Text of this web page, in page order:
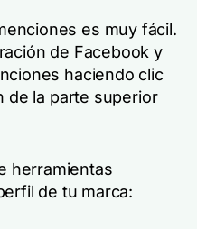
es muy fácil.
de Facebook y
haciendo clic
de la parte superior
herramientas
de tu marca: